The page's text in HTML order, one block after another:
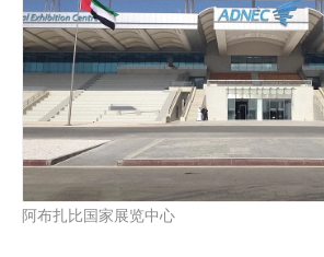
阿布扎比国家展览中心